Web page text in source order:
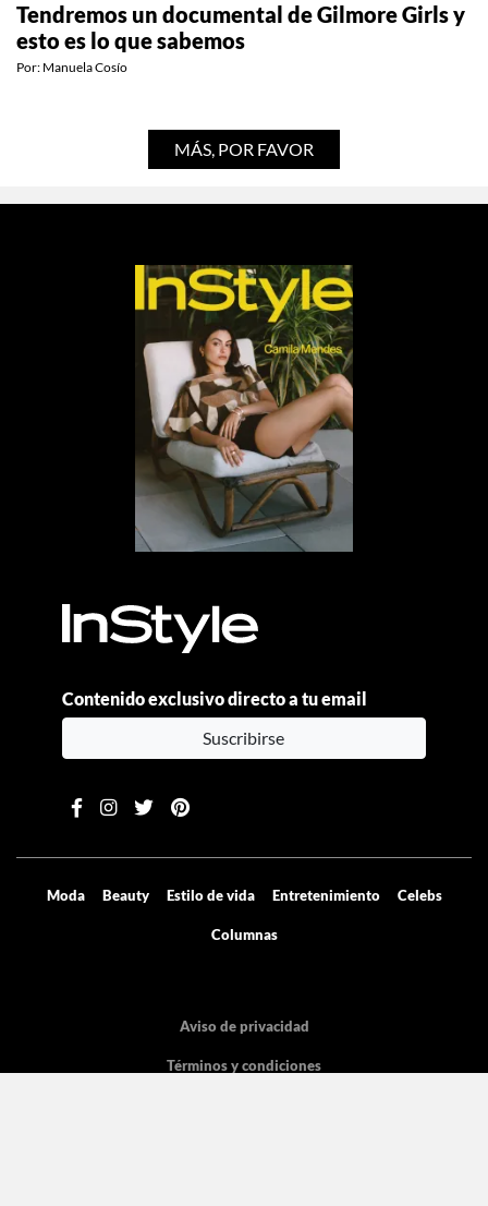
Tendremos un documental de Gilmore Girls y
esto es lo que sabemos
Por: Manuela Cosío
MÁS, POR FAVOR
Contenido exclusivo directo a tu email
Suscribirse
Moda Beauty Estilo de vida Entretenimiento Celebs
Columnas
Aviso de privacidad
Términos y condiciones